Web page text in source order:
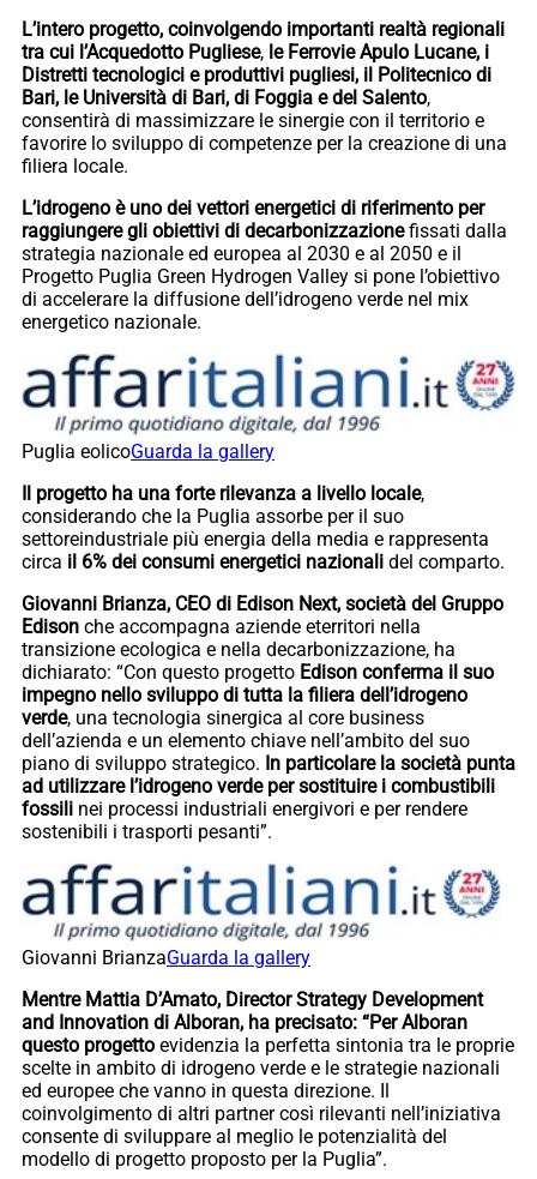
L’intero progetto, coinvolgendo importanti realtà regionali
tra cui l’Acquedotto Pugliese, le Ferrovie Apulo Lucane, i
Distretti tecnologici e produttivi pugliesi, il Politecnico di
Bari, le Università di Bari, di Foggia e del Salento,
consentirà di massimizzare le sinergie con il territorio e
favorire lo sviluppo di competenze per la creazione di una
filiera locale.
L’idrogeno è uno dei vettori energetici di riferimento per
raggiungere gli obiettivi di decarbonizzazionefissati dalla
strategia nazionale ed europea al 2030 e al 2050 e il
Progetto Puglia Green Hydrogen Valley si pone l’obiettivo
di accelerare la diffusione dell’idrogeno verde nel mix
energetico nazionale.
Puglia eolicoGuarda la gallery
Il progetto ha una forte rilevanza a livello locale,
considerando che la Puglia assorbe per il suo
settoreindustriale più energia della media e rappresenta
circa il 6% dei consumi energetici nazionali del comparto.
Giovanni Brianza, CEO di Edison Next, società del Gruppo
Edison che accompagna aziende eterritori nella
transizione ecologica e nella decarbonizzazione, ha
dichiarato: “Con questo progetto Edison conferma il suo
impegno nello sviluppo di tutta la filiera dell’idrogeno
verde, una tecnologia sinergica al core business
dell’azienda e un elemento chiave nell’ambito del suo
piano di sviluppo strategico. In particolare la società punta
ad utilizzare l’idrogeno verde per sostituire i combustibili
fossili nei processi industriali energivori e per rendere
sostenibili i trasporti pesanti”.
Giovanni BrianzaGuarda la gallery
Mentre Mattia D’Amato, Director Strategy Development
and Innovation di Alboran, ha precisato: “Per Alboran
questo progetto evidenzia la perfetta sintonia tra le proprie
scelte in ambito di idrogeno verde e le strategie nazionali
ed europee che vanno in questa direzione. Il
coinvolgimento di altri partner così rilevanti nell’iniziativa
consente di sviluppare al meglio le potenzialità del
modello di progetto proposto per la Puglia”.